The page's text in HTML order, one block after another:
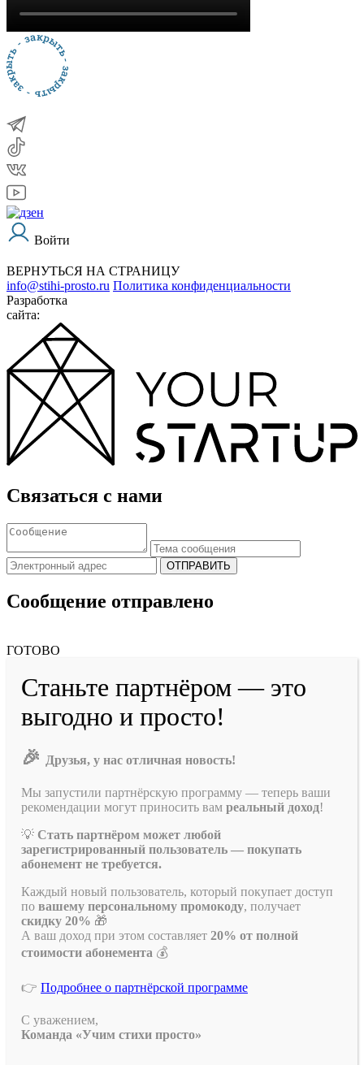
Войти
ВЕРНУТЬСЯ НА СТРАНИЦУ
info@stihi-prosto.ru Политика конфиденциальности
Разработка
сайта:
Связаться с нами
ОТПРАВИТЬ
Сообщение отправлено
ГОТОВО
Станьте партнёром — это
выгодно и просто!
🎉 Друзья, у нас отличная новость!
Мы запустили партнёрскую программу — теперь ваши
рекомендации могут приносить вам реальный доход!
💡 Стать партнёром может любой
зарегистрированный пользователь — покупать
абонемент не требуется.
Каждый новый пользователь, который покупает доступ
по вашему персональному промокоду, получает
скидку 20% 🎁
А ваш доход при этом составляет 20% от полной
стоимости абонемента 💰
👉 Подробнее о партнёрской программе
С уважением,
Команда «Учим стихи просто»